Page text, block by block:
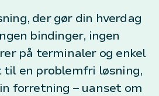
der gør din hverdag
bindinger, ingen
på terminaler og enkel
en problemfri løsning,
forretning – uanset om